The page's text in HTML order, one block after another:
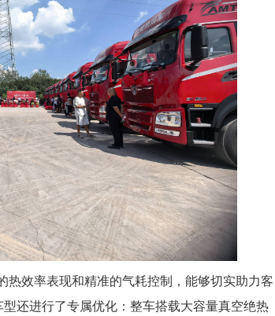
效率表现和精准的气耗控制，能够切实助力客
还进行了专属优化：整车搭载大容量真空绝热